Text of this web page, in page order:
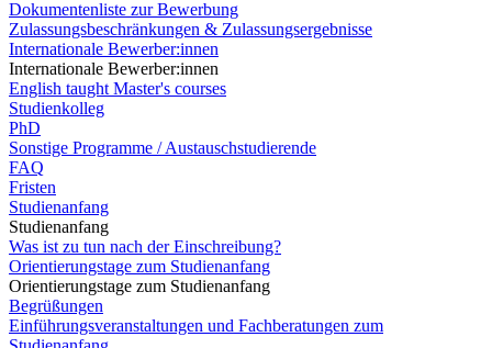
Dokumentenliste zur Bewerbung
Zulassungsbeschränkungen & Zulassungsergebnisse
Internationale Bewerber:innen
Internationale Bewerber:innen
English taught Master's courses
Studienkolleg
PhD
Sonstige Programme / Austauschstudierende
FAQ
Fristen
Studienanfang
Studienanfang
Was ist zu tun nach der Einschreibung?
Orientierungstage zum Studienanfang
Orientierungstage zum Studienanfang
Begrüßungen
Einführungsveranstaltungen und Fachberatungen zum